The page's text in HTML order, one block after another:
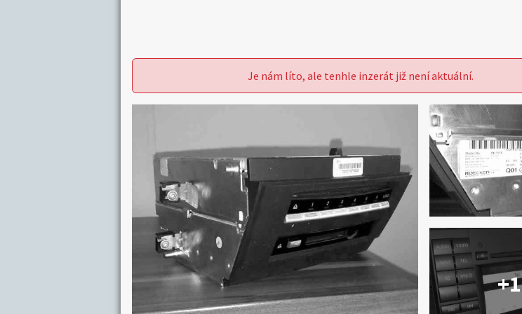
Je nám líto, ale tenhle inzerát již není aktuální.
+1